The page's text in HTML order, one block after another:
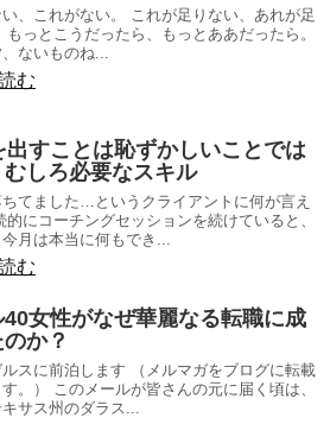
、これがない。 これが足りない、あれが足
もっとこうだったら、もっとああだったら。
ないものね...
む
出すことは恥ずかしいことでは
しろ必要なスキル
てました…というクライアントに何が言え
的にコーチングセッションを続けていると、
今月は本当に何もでき...
む
40女性がなぜ華麗なる転職に成
か？
ルスに前泊します （メルマガをブログに転載
す。） このメールが皆さんの元に届く頃は、
サス州のダラス...